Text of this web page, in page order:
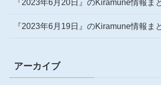
『2023年6月19日』のKiramune情報ま
アーカイブ